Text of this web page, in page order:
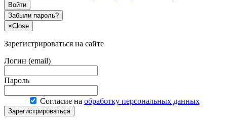
Войти
Забыли пароль?
×Close
Зарегистрироваться на сайте
Логин (email)
Пароль
Согласие на обработку персональных данных
Зарегистрироваться